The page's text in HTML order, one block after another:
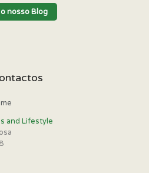
nosso Blog
and Lifestyle